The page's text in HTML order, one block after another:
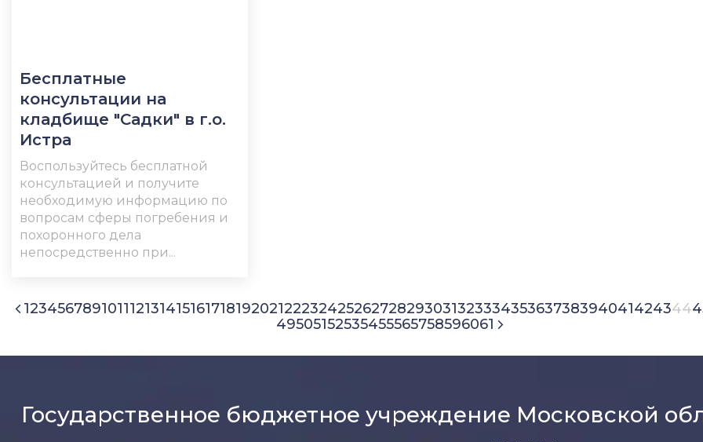
Бесплатные
консультации на
кладбище "Садки" в г.о.
Истра
Воспользуйтесь бесплатной
консультацией и получите
необходимую информацию по
вопросам сферы погребения и
похоронного дела
непосредственно при...
1234567891011121314151617181920212223242526272829303132333435363738394041424344
49505152535455565758596061
Государственное бюджетное учреждение Московской